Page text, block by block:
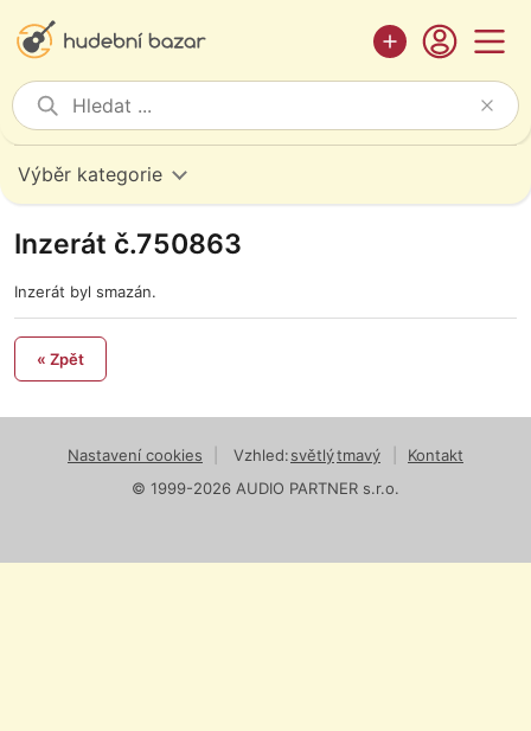
Výběr kategorie
Inzerát č.750863
Inzerát byl smazán.
« Zpět
Nastavení cookies Vzhled:světlýtmavý
Kontakt
© 1999-2026 AUDIO PARTNER s.r.o.